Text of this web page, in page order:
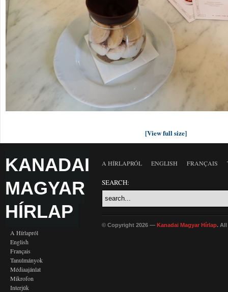
[View full size]
KANADAI
MAGYAR
HÍRLAP
A Hírlapról
English
Français
Tanulmányok
Médiaajánlat
Mikrofon
Interjúk
A HÍRLAPRÓL ENGLISH FRANÇAIS
SEARCH:
© Copyright 2026 — Kanadai Magyar Hírlap. All